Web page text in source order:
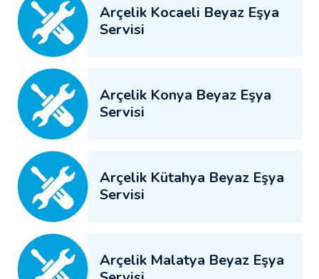
Arçelik Kocaeli Beyaz Eşya
Servisi
Arçelik Konya Beyaz Eşya
Servisi
Arçelik Kütahya Beyaz Eşya
Servisi
Arçelik Malatya Beyaz Eşya